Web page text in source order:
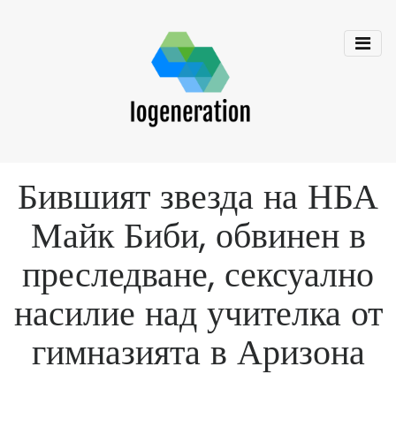
Бившият звезда на НБА
Майк Биби, обвинен в
преследване, сексуално
насилие над учителка от
гимназията в Аризона